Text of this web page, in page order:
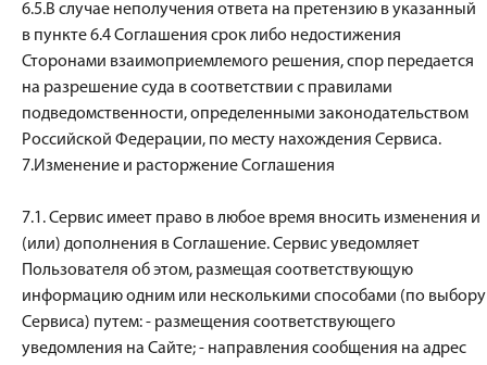
6.5.В случае неполучения ответа на претензию в указанный
в пункте 6.4 Соглашения срок либо недостижения
Сторонами взаимоприемлемого решения, спор передается
на разрешение суда в соответствии с правилами
подведомственности, определенными законодательством
Российской Федерации, по месту нахождения Сервиса.
7.Изменение и расторжение Соглашения
7.1. Сервис имеет право в любое время вносить изменения и
(или) дополнения в Соглашение. Сервис уведомляет
Пользователя об этом, размещая соответствующую
информацию одним или несколькими способами (по выбору
Сервиса) путем: - размещения соответствующего
уведомления на Сайте; - направления сообщения на адрес